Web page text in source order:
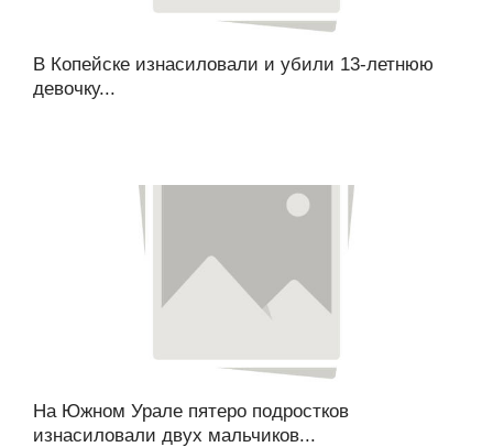
В Копейске изнасиловали и убили 13-летнюю
девочку...
На Южном Урале пятеро подростков
изнасиловали двух мальчиков...